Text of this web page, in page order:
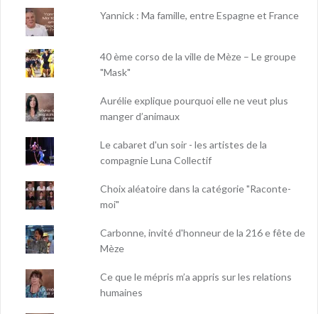
Yannick : Ma famille, entre Espagne et France
40 ème corso de la ville de Mèze – Le groupe
"Mask"
Aurélie explique pourquoi elle ne veut plus
manger d’animaux
Le cabaret d'un soir - les artistes de la
compagnie Luna Collectif
Choix aléatoire dans la catégorie "Raconte-
moi"
Carbonne, invité d'honneur de la 216 e fête de
Mèze
Ce que le mépris m’a appris sur les relations
humaines